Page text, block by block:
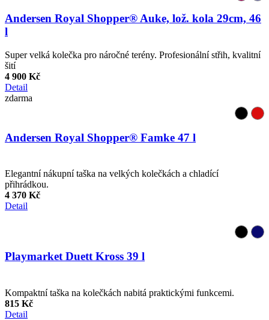
Andersen Royal Shopper® Auke, lož. kola 29cm, 46
l
Super velká kolečka pro náročné terény. Profesionální střih, kvalitní
šití
4 900 Kč
Detail
zdarma
Andersen Royal Shopper® Famke 47 l
Elegantní nákupní taška na velkých kolečkách a chladící
přihrádkou.
4 370 Kč
Detail
Playmarket Duett Kross 39 l
Kompaktní taška na kolečkách nabitá praktickými funkcemi.
815 Kč
Detail